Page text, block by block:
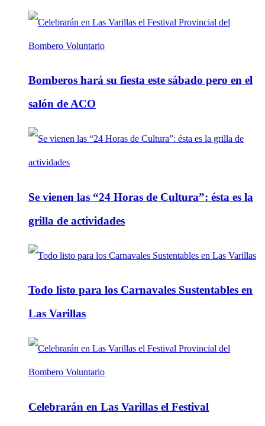
Bomberos hará su fiesta este sábado pero en el
salón de ACO
Se vienen las “24 Horas de Cultura”: ésta es la
grilla de actividades
Todo listo para los Carnavales Sustentables en
Las Varillas
Celebrarán en Las Varillas el Festival